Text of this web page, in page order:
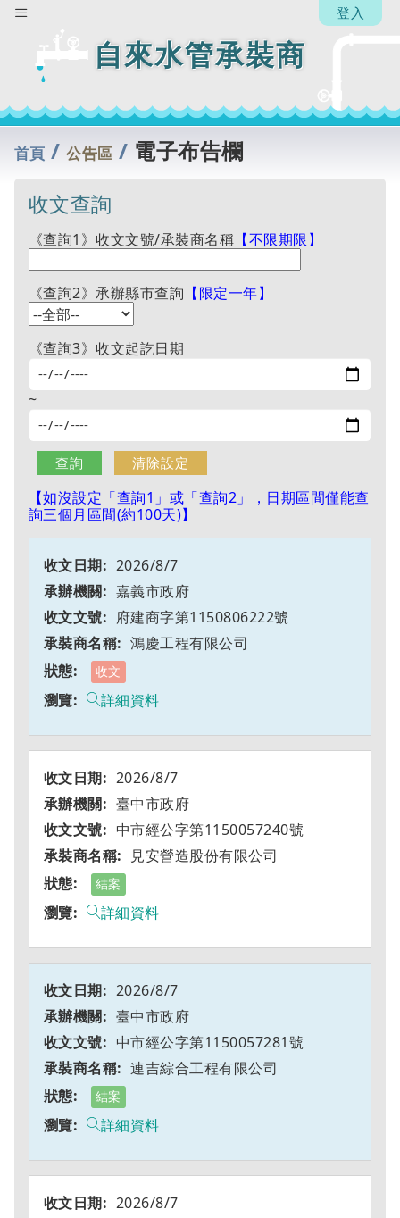
自來水管承裝商
登入
首頁 /公告區 / 電子布告欄
收文查詢
《查詢1》收文文號/承裝商名稱 【不限期限】
《查詢2》承辦縣市查詢 【限定一年】
《查詢3》收文起訖日期
~
【如沒設定「查詢1」或「查詢2」，日期區間僅能查
詢三個月區間(約100天)】
2026/8/7
嘉義市政府
府建商字第1150806222號
鴻慶工程有限公司
收文
詳細資料
2026/8/7
臺中市政府
中市經公字第1150057240號
見安營造股份有限公司
結案
詳細資料
2026/8/7
臺中市政府
中市經公字第1150057281號
連吉綜合工程有限公司
結案
詳細資料
2026/8/7